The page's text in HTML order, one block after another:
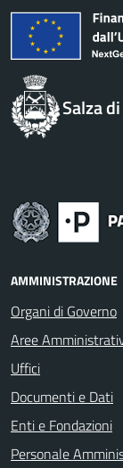
Salza
AMMINISTRAZIONE
Organi di Governo
Aree
Uffici
Documenti e Dati
Enti e Fondazioni
Personale